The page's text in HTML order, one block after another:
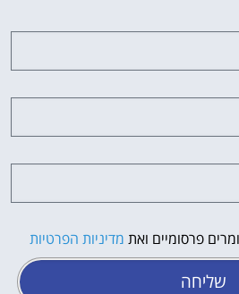
פרסומיים ואת מדיניות הפרטיות
שליחה